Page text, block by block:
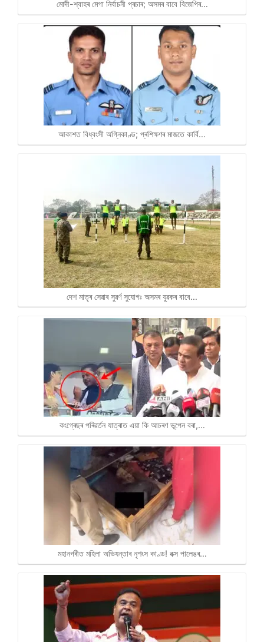
মোদী-শ্বাহৰ মেগা নিৰ্বাচনী প্ৰচাৰ; অসমৰ বাবে বিজেপিৰ…
আকাশত বিধ্বংসী অগ্নিকাণ্ড; প্ৰশিক্ষণৰ মাজতে কাৰ্বি…
দেশ মাতৃৰ সেৱাৰ সুৱৰ্ণ সুযোগঃ অসমৰ যুৱকৰ বাবে…
কংগ্ৰেছৰ পৰিৱৰ্তন যাত্ৰাত এয়া কি আচৰণ ভূপেন বৰা,…
মহানগৰীত মহিলা অভিযন্তাৰ নৃশংস কাণ্ড! বক্স পালেঙৰ…